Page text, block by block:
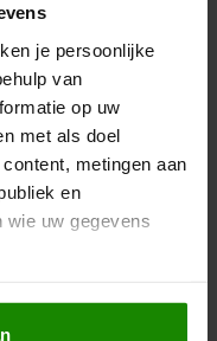
je persoonlijke
van
op uw
met als doel
metingen aan
en
uw gegevens